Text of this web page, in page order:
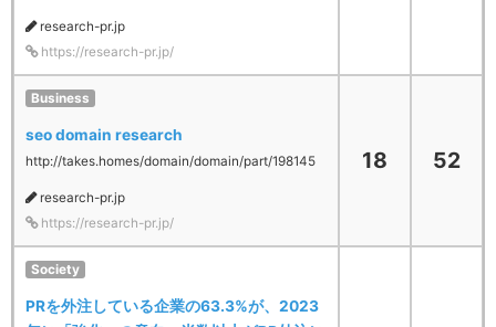
research-pr.jp
https://research-pr.jp/
Business
seo domain research
http://takes.homes/domain/domain/part/198145
research-pr.jp
https://research-pr.jp/
18 52
Society
PRを外注している企業の63.3%が、2023